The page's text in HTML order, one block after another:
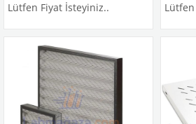
Lütfen Fiyat İsteyiniz..